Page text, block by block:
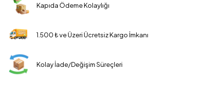
Kapıda Ödeme Kolaylığı
1.500 ₺ ve Üzeri Ücretsiz Kargo İmkanı
Kolay İade/Değişim Süreçleri